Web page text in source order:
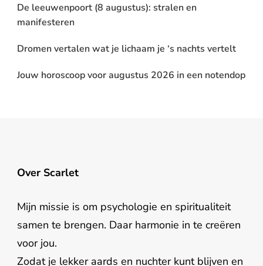
De leeuwenpoort (8 augustus): stralen en
manifesteren
Dromen vertalen wat je lichaam je ‘s nachts vertelt
Jouw horoscoop voor augustus 2026 in een notendop
Over Scarlet
Mijn missie is om psychologie en spiritualiteit
samen te brengen. Daar harmonie in te creëren
voor jou.
Zodat je lekker aards en nuchter kunt blijven en